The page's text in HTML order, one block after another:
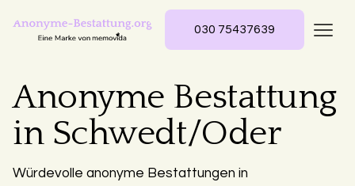
030 75437639
Anonyme Bestattung
in Schwedt/Oder
Würdevolle anonyme Bestattungen in